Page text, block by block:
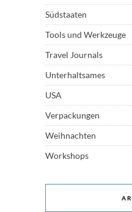
Südstaaten
Tools und Werkzeuge
Travel Journals
Unterhaltsames
USA
Verpackungen
Weihnachten
Workshops